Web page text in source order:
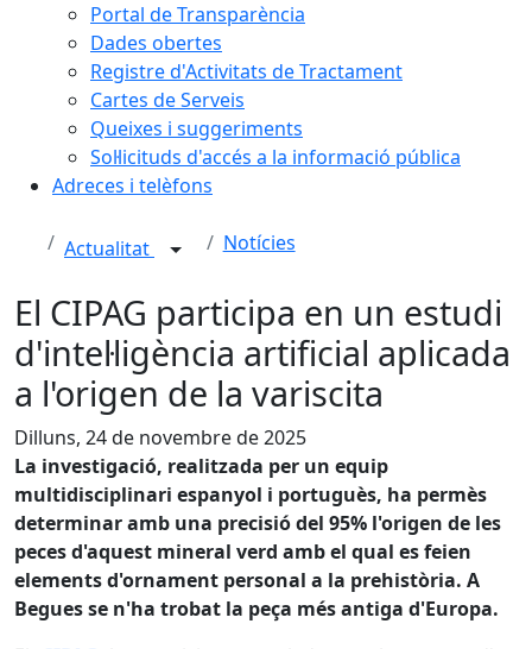
Portal de Transparència
Dades obertes
Registre d'Activitats de Tractament
Cartes de Serveis
Queixes i suggeriments
Sol·licituds d'accés a la informació pública
Adreces i telèfons
Actualitat Notícies
El CIPAG participa en un estudi
d'intel·ligència artificial aplicada
a l'origen de la variscita
Dilluns, 24 de novembre de 2025
La investigació, realitzada per un equip
multidisciplinari espanyol i portuguès, ha permès
determinar amb una precisió del 95% l'origen de les
peces d'aquest mineral verd amb el qual es feien
elements d'ornament personal a la prehistòria. A
Begues se n'ha trobat la peça més antiga d'Europa.